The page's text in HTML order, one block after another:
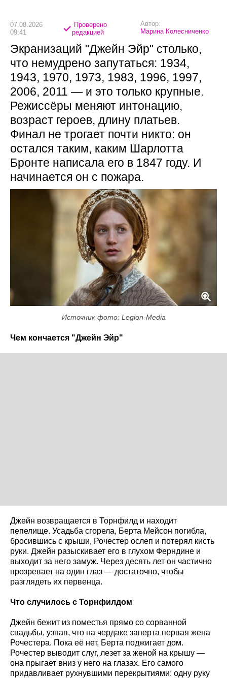
07.08.2026
09:41
Проверено
редакцией
Автор:
Марина Колесниченко
Экранизаций "Джейн Эйр" столько,
что немудрено запутаться: 1934,
1943, 1970, 1973, 1983, 1996, 1997,
2006, 2011 — и это только крупные.
Режиссёры меняют интонацию,
возраст героев, длину платьев.
Финал не трогает почти никто: он
остался таким, каким Шарлотта
Бронте написала его в 1847 году. И
начинается он с пожара.
Источник фото: Legion-Media
Чем кончается "Джейн Эйр"
Джейн возвращается в Торнфилд и находит
пепелище. Усадьба сгорела, Берта Мейсон погибла,
бросившись с крыши, Рочестер ослеп и потерял кисть
руки. Джейн разыскивает его в глухом Ферндине и
выходит за него замуж. Через десять лет он частично
прозревает на один глаз — достаточно, чтобы
разглядеть их первенца.
Что случилось с Торнфилдом
Джейн бежит из поместья прямо со сорванной
свадьбы, узнав, что на чердаке заперта первая жена
Рочестера. Пока её нет, Берта поджигает дом.
Рочестер выводит слуг, лезет за женой на крышу —
она прыгает вниз у него на глазах. Его самого
придавливает рухнувшими перекрытиями: одну руку